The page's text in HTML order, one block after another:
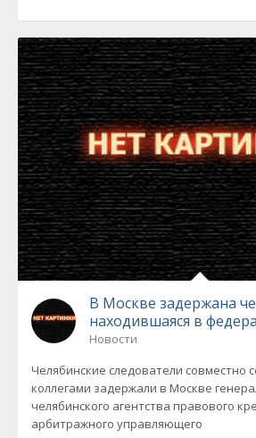
В Москве задержана
находившаяся в
Новости
Челябинские следователи совместно
коллегами задержали в Москве
челябинского агентства правового
арбитражного управляющего